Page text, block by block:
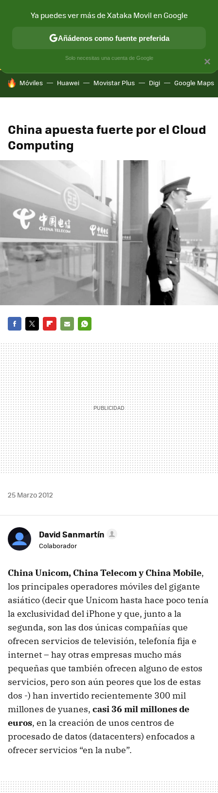
CONECTIVIDAD MÓVIL Y SOCIEDAD APLICACIONES
HOY SE HABLA DE
Móviles Huawei Movistar Plus Digi Google Maps
China apuesta fuerte por el Cloud
Computing
MAIL
25 Marzo 2012
David Sanmartín
Colaborador
China Unicom, China Telecom y China Mobile,
los principales operadores móviles del gigante
asiático (decir que Unicom hasta hace poco tenía
la exclusividad del iPhone y que, junto a la
segunda, son las dos únicas compañías que
ofrecen servicios de televisión, telefonía fija e
internet – hay otras empresas mucho más
pequeñas que también ofrecen alguno de estos
servicios, pero son aún peores que los de estas
dos -) han invertido recientemente 300 mil
millones de yuanes, casi 36 mil millones de
euros, en la creación de unos centros de
procesado de datos (datacenters) enfocados a
ofrecer servicios “en la nube”.
×
Ya puedes ver más de Xataka Movil en Google
Añádenos como fuente preferida
Solo necesitas una cuenta de Google